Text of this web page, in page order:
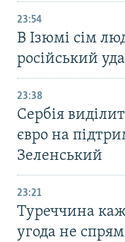
23:54
В Ізюмі сім
російський
23:38
Сербія
євро на
Зеленський
23:21
Туреччина
угода не